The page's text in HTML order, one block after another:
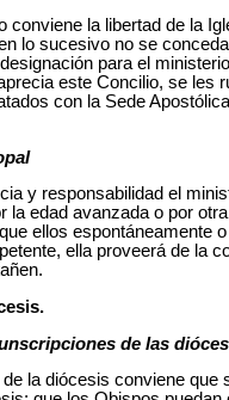
conviene la libertad de la
lo sucesivo no se
para el
este Concilio, se les
con la Sede
y responsabilidad el
la edad avanzada o por
ellos espontáneamente
ella proveerá de la
de las
la diócesis conviene